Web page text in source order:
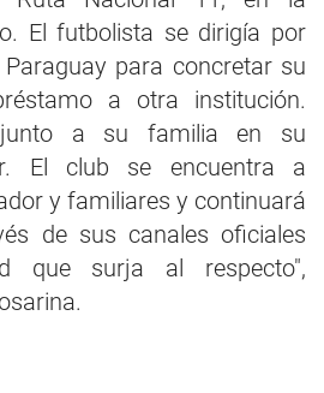
El futbolista se dirigía por
para concretar su
a otra institución.
junto a su familia en su
El club se encuentra a
y familiares y continuará
de sus canales oficiales
que surja al respecto",